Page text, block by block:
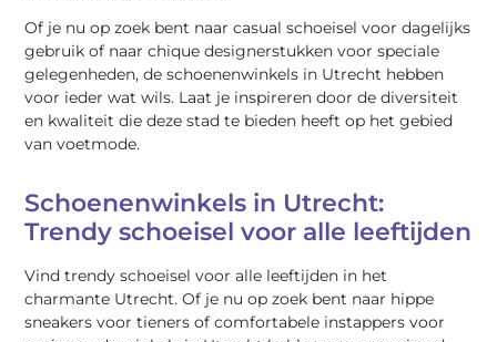
Of je nu op zoek bent naar casual schoeisel voor dagelijks
gebruik of naar chique designerstukken voor speciale
gelegenheden, de schoenenwinkels in Utrecht hebben
voor ieder wat wils. Laat je inspireren door de diversiteit
en kwaliteit die deze stad te bieden heeft op het gebied
van voetmode.
Schoenenwinkels in Utrecht:
Trendy schoeisel voor alle leeftijden
Vind trendy schoeisel voor alle leeftijden in het
charmante Utrecht. Of je nu op zoek bent naar hippe
sneakers voor tieners of comfortabele instappers voor